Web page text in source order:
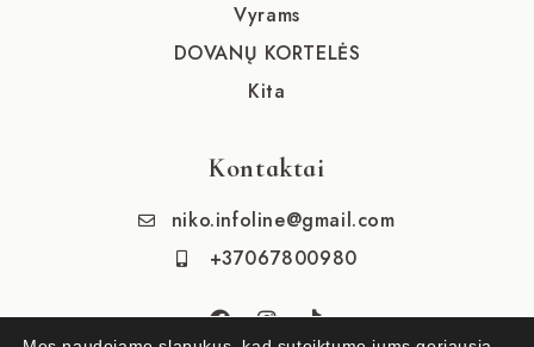
Vyrams
DOVANŲ KORTELĖS
Kita
Kontaktai
niko.infoline@gmail.com
+37067800980